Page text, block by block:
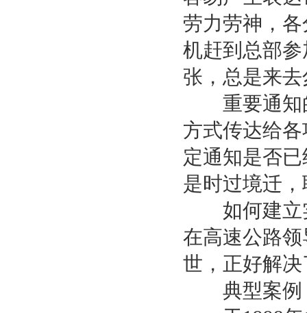
劳力劳神，
机赶到总部
张，总是来
重要通知的
方式传达给
定通知是否
是时过境迁
如何建立实
在高速公路
世，正好解
典型案例：